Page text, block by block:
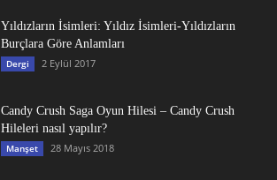
Yıldızların İsimleri: Yıldız İsimleri-Yıldızların
Burçlara Göre Anlamları
Dergi 2 Eylül 2017
Candy Crush Saga Oyun Hilesi – Candy Crush
Hileleri nasıl yapılır?
Manşet 28 Mayıs 2018